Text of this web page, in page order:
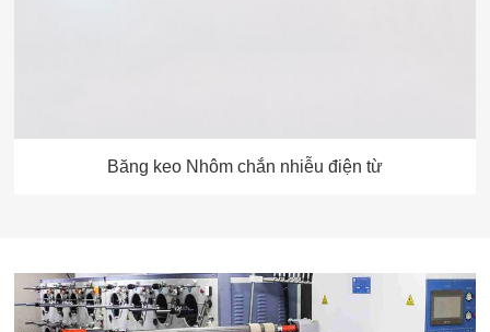
Băng keo Nhôm chắn nhiễu điện từ